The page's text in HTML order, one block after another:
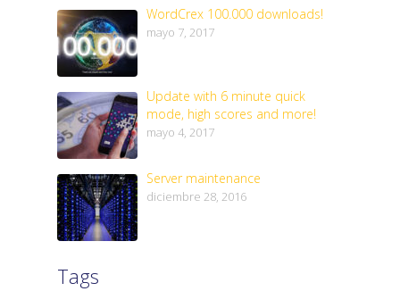
WordCrex 100.000 downloads!
mayo 7, 2017
Update with 6 minute quick
mode, high scores and more!
mayo 4, 2017
Server maintenance
diciembre 28, 2016
Tags